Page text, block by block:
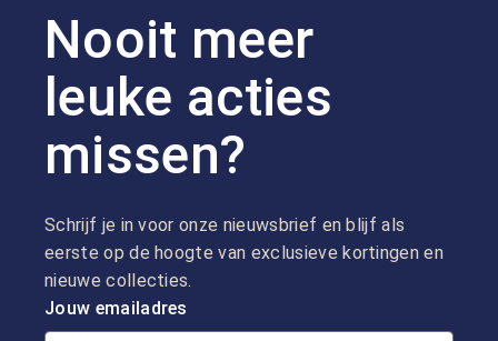
Nooit meer
leuke acties
missen?
Schrijf je in voor onze nieuwsbrief en blijf als
eerste op de hoogte van exclusieve kortingen en
nieuwe collecties.
Jouw emailadres